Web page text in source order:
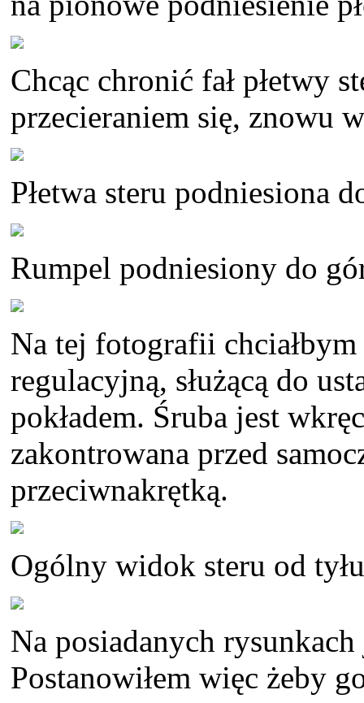
Chcąc chronić fał płetwy
przecieraniem się, znowu
Płetwa steru podniesiona
Rumpel podniesiony do
Na tej fotografii
regulacyjną, służącą do
pokładem. Śruba jest
zakontrowana przed
przeciwnakrętką.
Ogólny widok steru od
Na posiadanych
Postanowiłem więc żeby